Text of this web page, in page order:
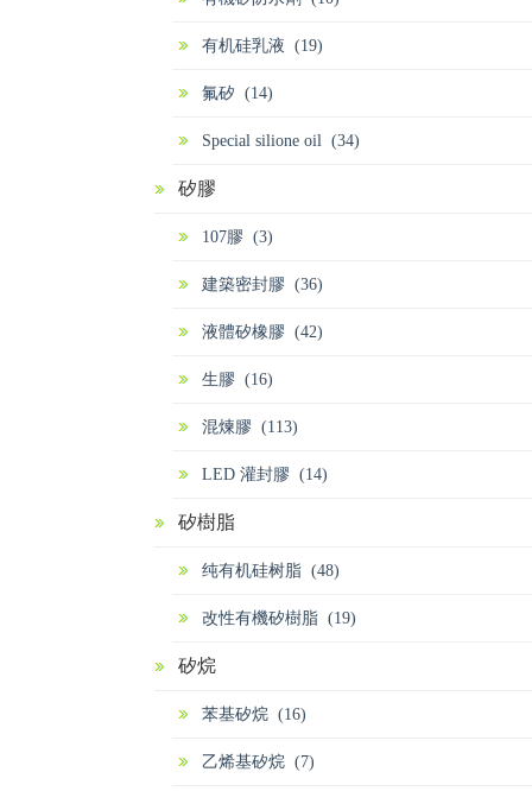
有机硅乳液 (19)
氟矽 (14)
Special silione oil (34)
矽膠
107膠 (3)
建築密封膠 (36)
液體矽橡膠 (42)
生膠 (16)
混煉膠 (113)
LED 灌封膠 (14)
矽樹脂
纯有机硅树脂 (48)
改性有機矽樹脂 (19)
矽烷
苯基矽烷 (16)
乙烯基矽烷 (7)